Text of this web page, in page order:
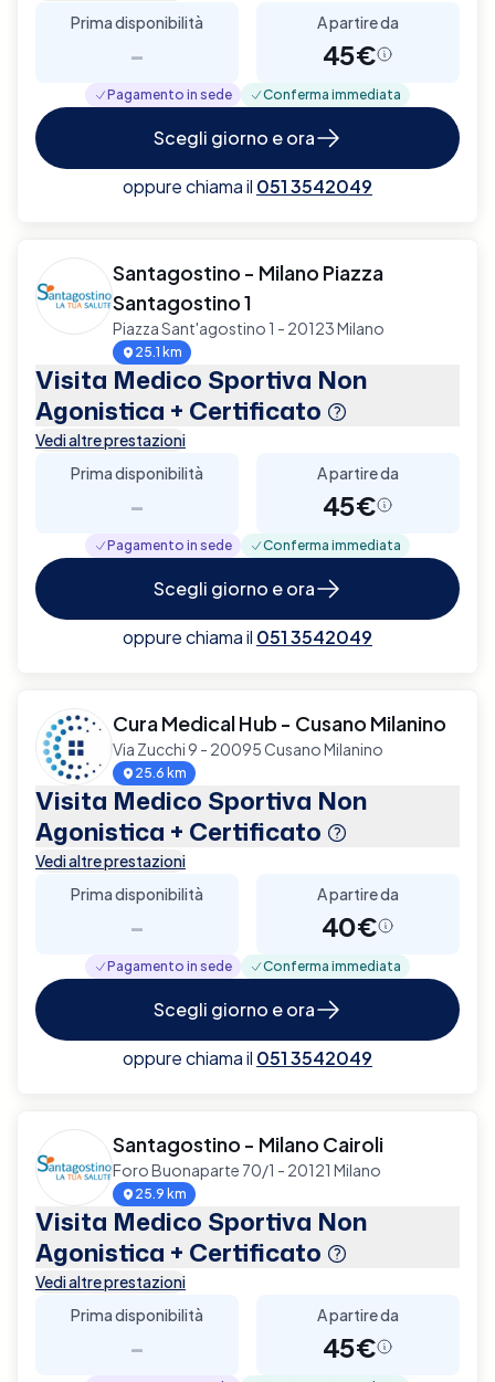
Prima disponibilità
-
A partire da
45€
Pagamento in sede Conferma immediata
Scegli giorno e ora
oppure chiama il 051 3542049
Santagostino - Milano Piazza
Santagostino 1
Piazza Sant'agostino 1 - 20123 Milano
25.1 km
Visita Medico Sportiva Non
Agonistica + Certificato
Vedi altre prestazioni
Prima disponibilità
-
A partire da
45€
Pagamento in sede Conferma immediata
Scegli giorno e ora
oppure chiama il 051 3542049
Cura Medical Hub - Cusano Milanino
Via Zucchi 9 - 20095 Cusano Milanino
25.6 km
Visita Medico Sportiva Non
Agonistica + Certificato
Vedi altre prestazioni
Prima disponibilità
-
A partire da
40€
Pagamento in sede Conferma immediata
Scegli giorno e ora
oppure chiama il 051 3542049
Santagostino - Milano Cairoli
Foro Buonaparte 70/1 - 20121 Milano
25.9 km
Visita Medico Sportiva Non
Agonistica + Certificato
Vedi altre prestazioni
Prima disponibilità
-
A partire da
45€